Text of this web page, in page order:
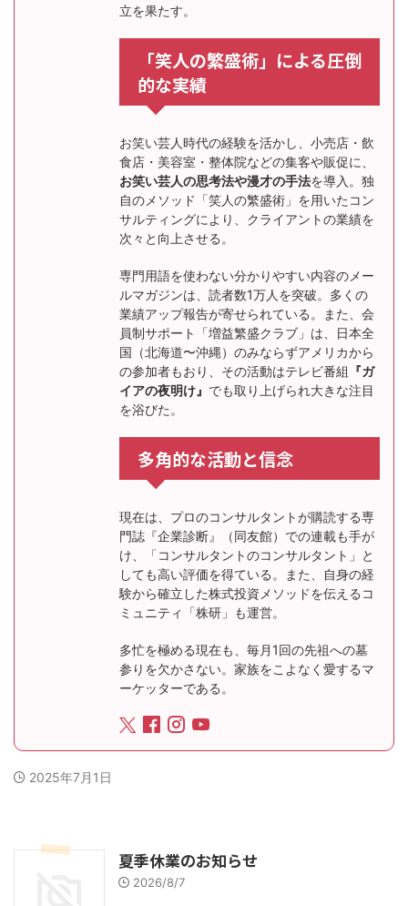
立を果たす。
「笑人の繁盛術」による圧倒
的な実績
お笑い芸人時代の経験を活かし、小売店・飲
食店・美容室・整体院などの集客や販促に、
お笑い芸人の思考法や漫才の手法を導入。独
自のメソッド「笑人の繁盛術」を用いたコン
サルティングにより、クライアントの業績を
次々と向上させる。
専門用語を使わない分かりやすい内容のメー
ルマガジンは、読者数1万人を突破。多くの
業績アップ報告が寄せられている。また、会
員制サポート「増益繁盛クラブ」は、日本全
国（北海道〜沖縄）のみならずアメリカから
の参加者もおり、その活動はテレビ番組 『ガ
イアの夜明け』 でも取り上げられ大きな注目
を浴びた。
多角的な活動と信念
現在は、プロのコンサルタントが購読する専
門誌『企業診断』（同友館）での連載も手が
け、「コンサルタントのコンサルタント」と
しても高い評価を得ている。また、自身の経
験から確立した株式投資メソッドを伝えるコ
ミュニティ「株研」も運営。
多忙を極める現在も、毎月1回の先祖への墓
参りを欠かさない。家族をこよなく愛するマ
ーケッターである。
2025年7月1日
夏季休業のお知らせ
2026/8/7